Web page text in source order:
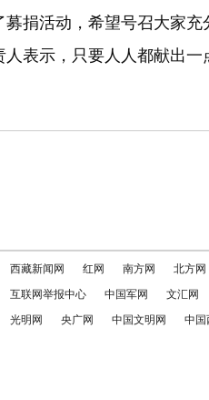
捐活动，希望号召大家
表示，只要人人都献出一
西藏新闻网 红网 南方网 北方网
互联网举报中心 中国军网 文汇网
光明网 央广网 中国文明网 中国